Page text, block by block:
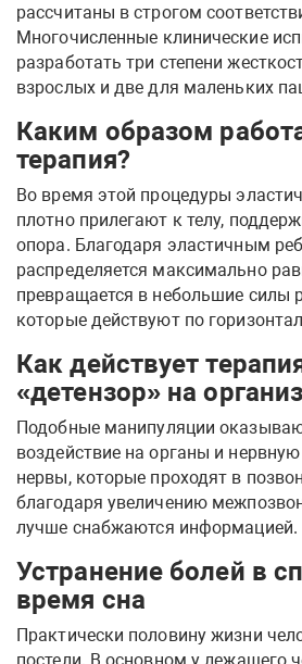
рассчитаны в строгом
Многочисленные клинические
разработать три степени
взрослых и две для маленьких
Каким образом
терапия?
Во время этой процедуры
плотно прилегают к телу,
опора. Благодаря эластичным
распределяется максимально
превращается в небольшие силы
которые действуют по
Как действует
«детензор» на
Подобные манипуляции
воздействие на органы и
нервы, которые проходят в
благодаря увеличению
лучше снабжаются информацией.
Устранение болей в
время сна
Практически половину жизни